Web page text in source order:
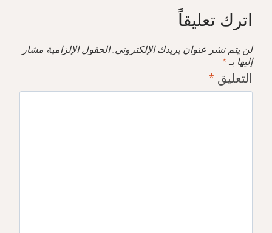
اترك تعليقاً
لن يتم نشر عنوان بريدك الإلكتروني. الحقول الإلزامية مشار
إليها بـ *
التعليق *